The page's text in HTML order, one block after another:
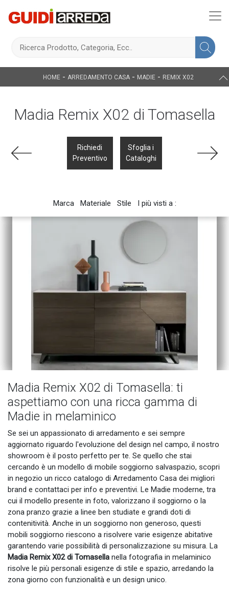
HOME - ARREDAMENTO CASA - MADIE - REMIX X02
Madia Remix X02 di Tomasella
Richiedi
Preventivo
Sfoglia i
Cataloghi
Marca Materiale Stile I più visti a :
Madia Remix X02 di Tomasella: ti
aspettiamo con una ricca gamma di
Madie in melaminico
Se sei un appassionato di arredamento e sei sempre
aggiornato riguardo l'evoluzione del design nel campo, il nostro
showroom è il posto perfetto per te. Se quello che stai
cercando è un modello di mobile soggiorno salvaspazio, scopri
in negozio un ricco catalogo di Arredamento Casa dei migliori
brand e contattaci per info e preventivi. Le Madie moderne, tra
cui il modello presente in foto, valorizzano il soggiorno o la
zona pranzo grazie a linee ben studiate e grandi doti di
contenitività. Anche in un soggiorno non generoso, questi
mobili soggiorno riescono a risolvere varie esigenze abitative
garantendo varie possibilità di personalizzazione su misura. La
Madia Remix X02 di Tomasella nella fotografia in melaminico
risolve le più personali esigenze di stile e spazio, arredando la
zona giorno con funzionalità e un design unico.